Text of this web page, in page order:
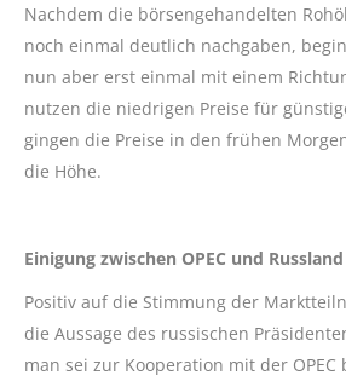
Nachdem die börsengehandelten
noch einmal deutlich nachgaben,
nun aber erst einmal mit einem
nutzen die niedrigen Preise für
gingen die Preise in den frühen
die Höhe.
Einigung zwischen OPEC und
Positiv auf die Stimmung der
die Aussage des russischen
man sei zur Kooperation mit der